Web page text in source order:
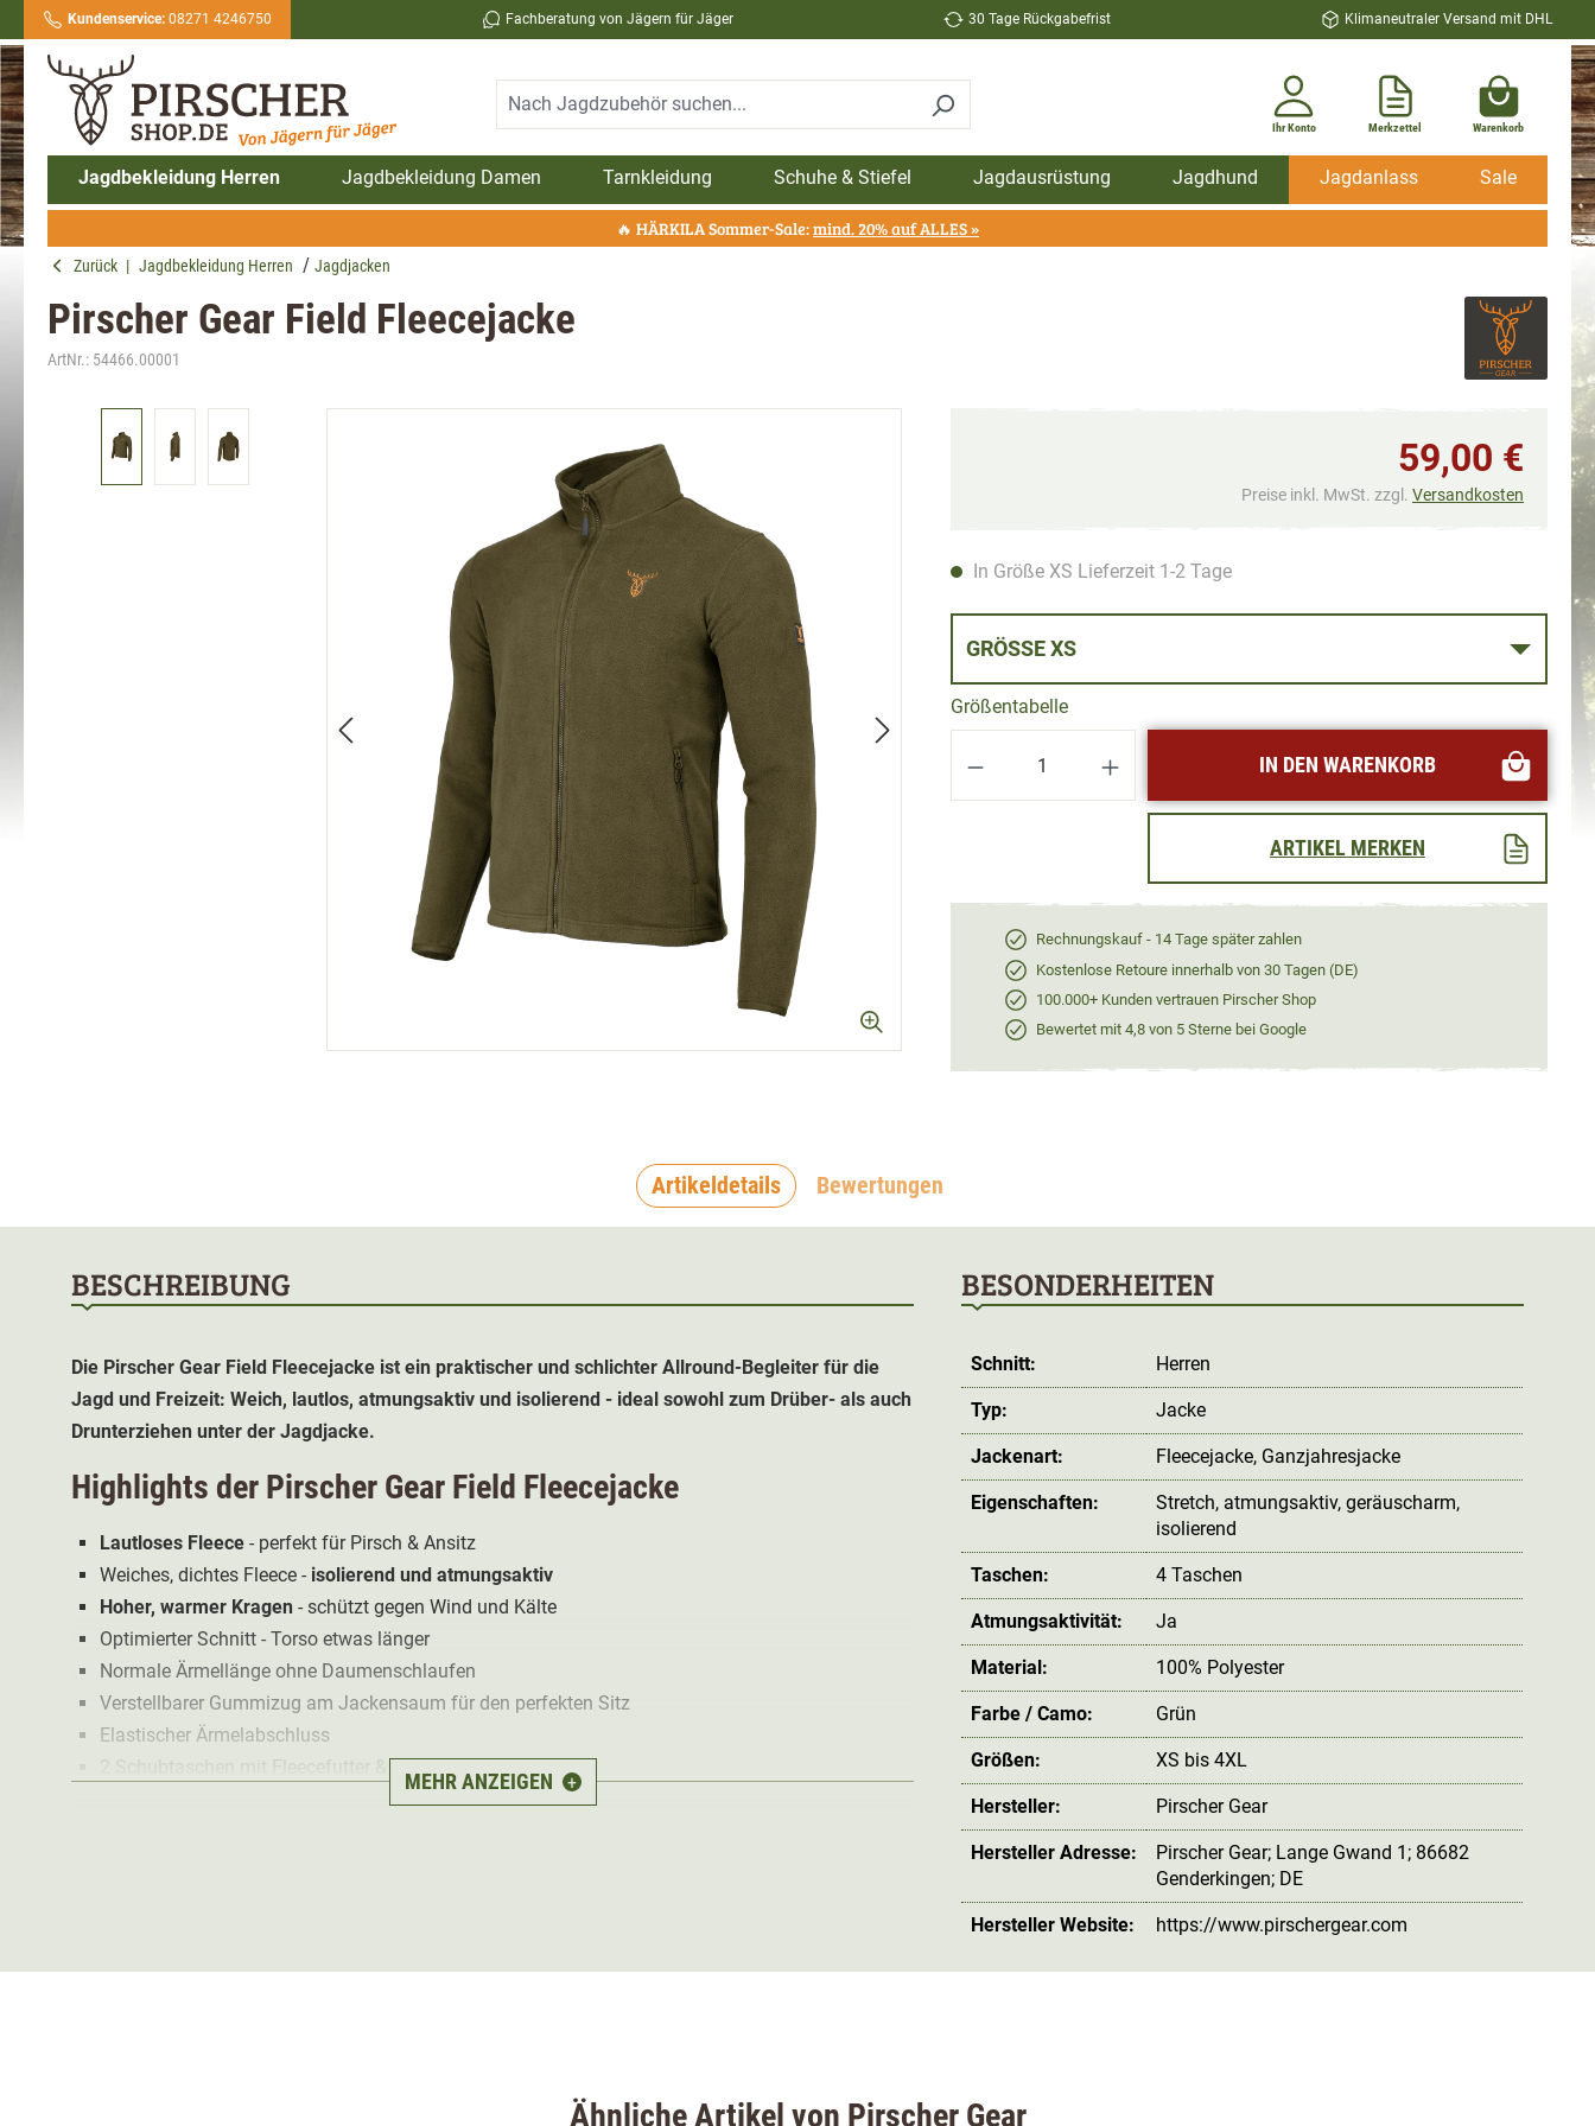
Zur Hauptnavigation springen
Kundenservice:08271 4246750 Fachberatung von Jägern für Jäger 30 Tage Rückgabefrist Klimaneutraler Versand mit DHL
Ihr Konto Merkzettel Warenkorb
Jagdbekleidung Herren Jagdbekleidung Damen Tarnkleidung Schuhe & Stiefel Jagdausrüstung Jagdhund Jagdanlass Sale
🔥 HÄRKILA Sommer-Sale:mind. 20% auf ALLES »
Zurück | Jagdbekleidung Herren Jagdjacken
Pirscher Gear Field Fleecejacke
ArtNr.: 54466.00001
59,00 €
Preise inkl. MwSt. zzgl. Versandkosten
In Größe XS Lieferzeit 1-2 Tage
GRÖSSE XS
Größentabelle
Produkt Anzahl: Gib den gewünschten Wert ein
IN DEN WARENKORB
ARTIKEL MERKEN
Rechnungskauf - 14 Tage später zahlen
Kostenlose Retoure innerhalb von 30 Tagen (DE)
100.000+ Kunden vertrauen Pirscher Shop
Bewertet mit 4,8 von 5 Sterne bei Google
Artikeldetails Bewertungen
BESCHREIBUNG
Die Pirscher Gear Field Fleecejacke ist ein praktischer und schlichter Allround-Begleiter für die
Jagd und Freizeit: Weich, lautlos, atmungsaktiv und isolierend - ideal sowohl zum Drüber- als auch
Drunterziehen unter der Jagdjacke.
Highlights der Pirscher Gear Field Fleecejacke
Lautloses Fleece - perfekt für Pirsch & Ansitz
Weiches, dichtes Fleece - isolierend und atmungsaktiv
Hoher, warmer Kragen - schützt gegen Wind und Kälte
Optimierter Schnitt - Torso etwas länger
Normale Ärmellänge ohne Daumenschlaufen
Verstellbarer Gummizug am Jackensaum für den perfekten Sitz
Elastischer Ärmelabschluss
2 Schubtaschen mit Fleecefutter & Reißverschluss
MEHR ANZEIGEN +
BESONDERHEITEN
Schnitt: Herren
Typ: Jacke
Jackenart: Fleecejacke, Ganzjahresjacke
Eigenschaften: Stretch, atmungsaktiv, geräuscharm,
isolierend
Taschen: 4 Taschen
Atmungsaktivität: Ja
Material: 100% Polyester
Farbe / Camo: Grün
Größen: XS bis 4XL
Hersteller: Pirscher Gear
Hersteller Adresse:
Pirscher Gear; Lange Gwand 1; 86682
Genderkingen; DE
Hersteller Website: https://www.pirschergear.com
Ähnliche Artikel von Pirscher Gear